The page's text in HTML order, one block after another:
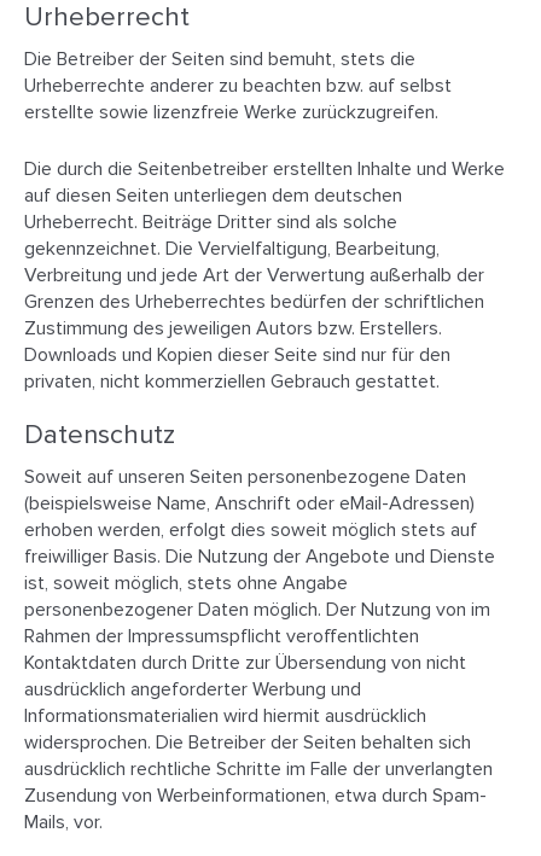
Urheberrecht
Die Betreiber der Seiten sind bemuht, stets die
Urheberrechte anderer zu beachten bzw. auf selbst
erstellte sowie lizenzfreie Werke zurückzugreifen.
Die durch die Seitenbetreiber erstellten Inhalte und Werke
auf diesen Seiten unterliegen dem deutschen
Urheberrecht. Beiträge Dritter sind als solche
gekennzeichnet. Die Vervielfaltigung, Bearbeitung,
Verbreitung und jede Art der Verwertung außerhalb der
Grenzen des Urheberrechtes bedürfen der schriftlichen
Zustimmung des jeweiligen Autors bzw. Erstellers.
Downloads und Kopien dieser Seite sind nur für den
privaten, nicht kommerziellen Gebrauch gestattet.
Datenschutz
Soweit auf unseren Seiten personenbezogene Daten
(beispielsweise Name, Anschrift oder eMail-Adressen)
erhoben werden, erfolgt dies soweit möglich stets auf
freiwilliger Basis. Die Nutzung der Angebote und Dienste
ist, soweit möglich, stets ohne Angabe
personenbezogener Daten möglich. Der Nutzung von im
Rahmen der Impressumspflicht veroffentlichten
Kontaktdaten durch Dritte zur Übersendung von nicht
ausdrücklich angeforderter Werbung und
Informationsmaterialien wird hiermit ausdrücklich
widersprochen. Die Betreiber der Seiten behalten sich
ausdrücklich rechtliche Schritte im Falle der unverlangten
Zusendung von Werbeinformationen, etwa durch Spam-
Mails, vor.